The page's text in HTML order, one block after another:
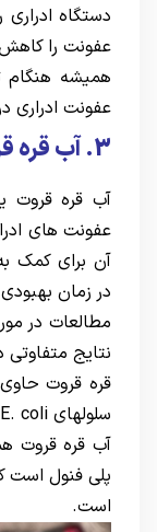
دستگاه
عفونت را
همیشه هنگام
عفونت ادراری
3. آب قره قروت بنوشید
آب قره قروت
عفونت های
آن برای کمک
در زمان
مطالعات در
نتایج
قره قروت
سلولهای E. coli به سلولهای دستگاه ادراری جلوگیری کند.
آب قره قروت
پلی فنول است
است.